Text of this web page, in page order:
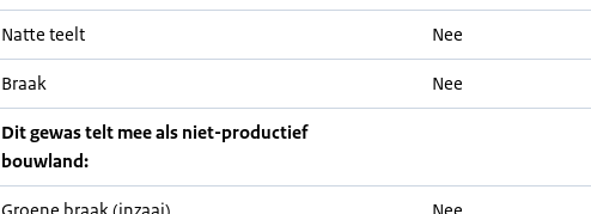
Natte teelt Nee
Braak Nee
Dit gewas telt mee als niet-productief
bouwland: